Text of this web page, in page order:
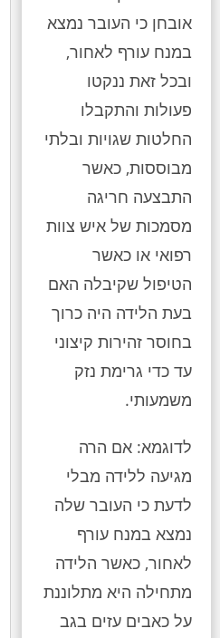
אובחן כי העובר נמצא
במנח עורף לאחור,
ובכל זאת ננקטו
פעולות והתקבלו
החלטות שגויות ובלתי
מבוססות, כאשר
התבצעה חריגה
מסמכות של איש צוות
רפואי או כאשר
הטיפול שקיבלה האם
בעת הלידה היה כרוך
בחוסר זהירות קיצוני
עד כדי גרימת נזק
משמעותי.
לדוגמא: אם הרה
מגיעה ללידה מבלי
לדעת כי העובר שלה
נמצא במנח עורף
לאחור, כאשר הלידה
מתחילה היא מתלוננת
על כאבים עזים בגב